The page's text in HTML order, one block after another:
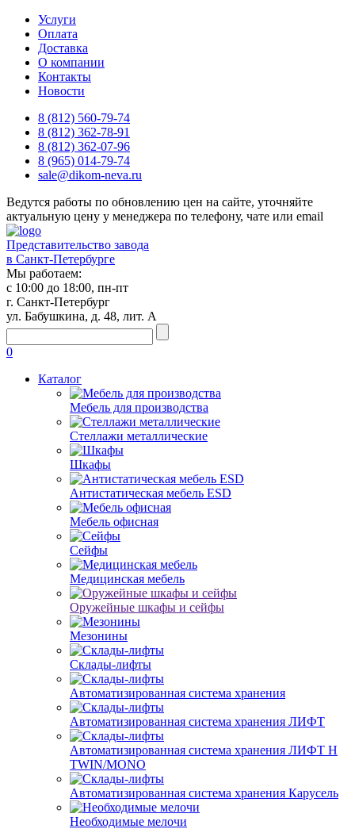
Услуги
Оплата
Доставка
О компании
Контакты
Новости
8 (812) 560-79-74
8 (812) 362-78-91
8 (812) 362-07-96
8 (965) 014-79-74
sale@dikom-neva.ru
Ведутся работы по обновлению цен на сайте, уточняйте
актуальную цену у менеджера по телефону, чате или email
Представительство завода
в Санкт-Петербурге
Мы работаем:
с 10:00 до 18:00, пн-пт
г. Санкт-Петербург
ул. Бабушкина, д. 48, лит. А
0
Каталог
Мебель для производства
Стеллажи металлические
Шкафы
Антистатическая мебель ESD
Мебель офисная
Сейфы
Медицинская мебель
Оружейные шкафы и сейфы
Мезонины
Склады-лифты
Автоматизированная система хранения
Автоматизированная система хранения ЛИФТ
Автоматизированная система хранения ЛИФТ H
TWIN/MONO
Автоматизированная система хранения Карусель
Необходимые мелочи